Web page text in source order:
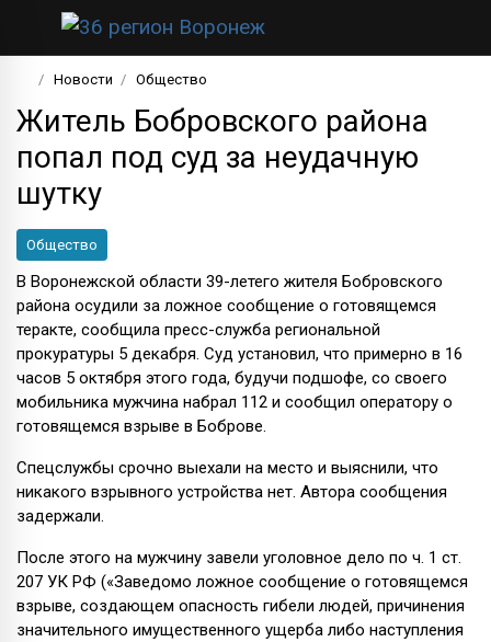
Новости Общество
Житель Бобровского района
попал под суд за неудачную
шутку
Общество
В Воронежской области 39-летего жителя Бобровского
района осудили за ложное сообщение о готовящемся
теракте, сообщила пресс-служба региональной
прокуратуры 5 декабря. Суд установил, что примерно в 16
часов 5 октября этого года, будучи подшофе, со своего
мобильника мужчина набрал 112 и сообщил оператору о
готовящемся взрыве в Боброве.
Спецслужбы срочно выехали на место и выяснили, что
никакого взрывного устройства нет. Автора сообщения
задержали.
После этого на мужчину завели уголовное дело по ч. 1 ст.
207 УК РФ («Заведомо ложное сообщение о готовящемся
взрыве, создающем опасность гибели людей, причинения
значительного имущественного ущерба либо наступления